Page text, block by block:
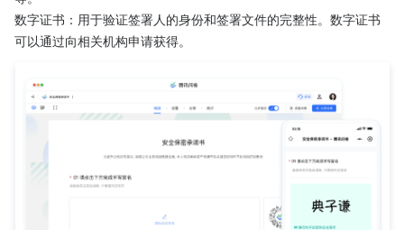
数字证书：用于验证签署人的身份和签署文件的完整性。数字证书
可以通过向相关机构申请获得。